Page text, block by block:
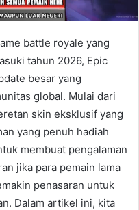
battle royale yang
tahun 2026, Epic
besar yang
global. Mulai dari
skin eksklusif yang
yang penuh hadiah
membuat pengalaman
jika para pemain lama
penasaran untuk
Dalam artikel ini, kita